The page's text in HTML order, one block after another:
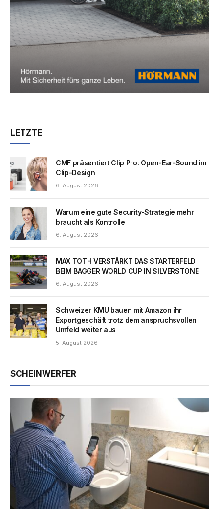
LETZTE
CMF präsentiert Clip Pro: Open-Ear-Sound im
Clip-Design
6. August 2026
Warum eine gute Security-Strategie mehr
braucht als Kontrolle
6. August 2026
MAX TOTH VERSTÄRKT DAS STARTERFELD
BEIM BAGGER WORLD CUP IN SILVERSTONE
6. August 2026
Schweizer KMU bauen mit Amazon ihr
Exportgeschäft trotz dem anspruchsvollen
Umfeld weiter aus
5. August 2026
SCHEINWERFER